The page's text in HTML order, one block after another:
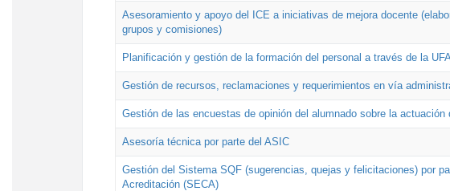
Asesoramiento y apoyo del ICE a iniciativas de mejora docente
grupos y comisiones)
Planificación y gestión de la formación del personal a través de la
Gestión de recursos, reclamaciones y requerimientos en vía
Gestión de las encuestas de opinión del alumnado sobre la
Asesoría técnica por parte del ASIC
Gestión del Sistema SQF (sugerencias, quejas y felicitaciones) por
Acreditación (SECA)